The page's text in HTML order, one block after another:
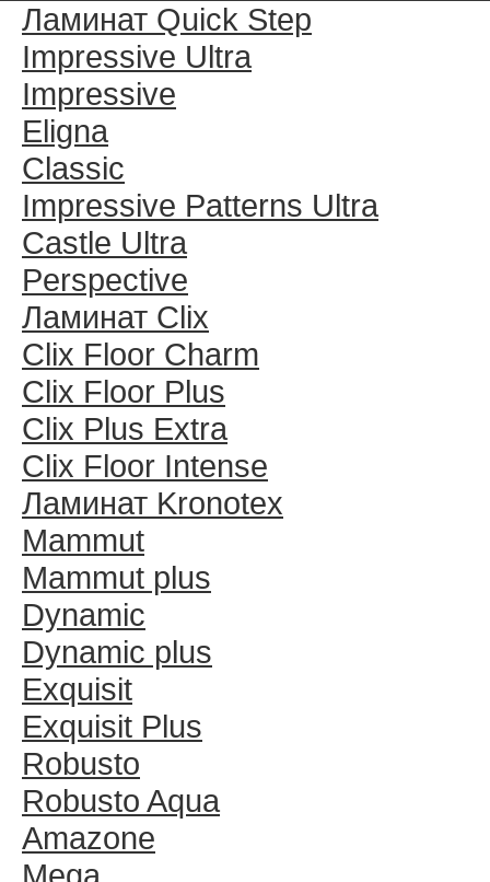
Ламинат Quick Step
Impressive Ultra
Impressive
Eligna
Classic
Impressive Patterns Ultra
Castle Ultra
Perspective
Ламинат Clix
Clix Floor Charm
Clix Floor Plus
Clix Plus Extra
Clix Floor Intense
Ламинат Kronotex
Mammut
Mammut plus
Dynamic
Dynamic plus
Exquisit
Exquisit Plus
Robusto
Robusto Aqua
Amazone